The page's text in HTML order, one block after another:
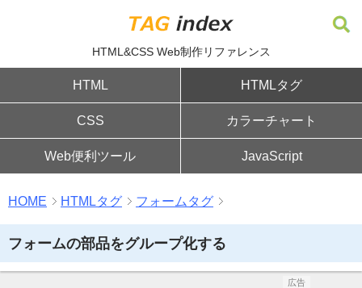
HTML&CSS Web制作リファレンス
HTML HTMLタグ
CSS カラーチャート
Web便利ツール JavaScript
HOME HTMLタグ フォームタグ
フォームの部品をグループ化する
広告